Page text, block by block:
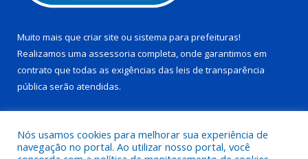
Muito mais que criar site ou sistema para prefeituras!
Realizamos uma assessoria completa, onde garantimos em
contrato que todas as exigências das leis de transparência
pública serão atendidas.
Nós usamos cookies para melhorar sua experiência de
navegação no portal. Ao utilizar nosso portal, você